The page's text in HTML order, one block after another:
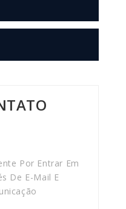
Por Entrar Em
De E-Mail E